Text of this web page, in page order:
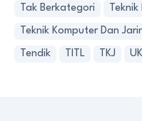
Tak Berkategori
Teknik Komputer Dan
Tendik TITL TKJ